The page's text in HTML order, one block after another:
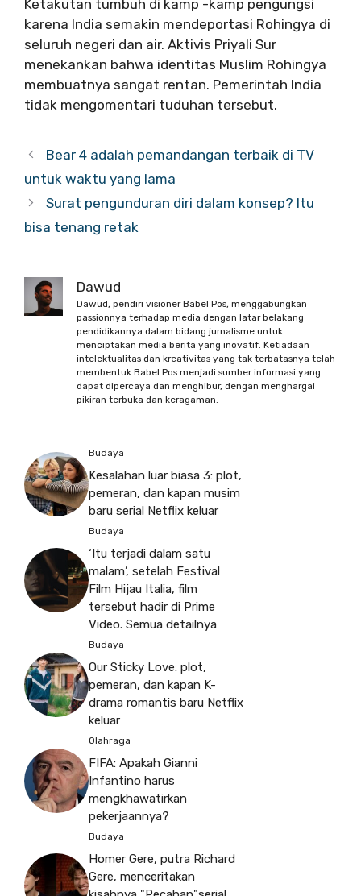
Ketakutan tumbuh di kamp -kamp pengungsi
karena India semakin mendeportasi Rohingya di
seluruh negeri dan air. Aktivis Priyali Sur
menekankan bahwa identitas Muslim Rohingya
membuatnya sangat rentan. Pemerintah India
tidak mengomentari tuduhan tersebut.
Bear 4 adalah pemandangan terbaik di TV
untuk waktu yang lama
Surat pengunduran diri dalam konsep? Itu
bisa tenang retak
Dawud
Dawud, pendiri visioner Babel Pos, menggabungkan
passionnya terhadap media dengan latar belakang
pendidikannya dalam bidang jurnalisme untuk
menciptakan media berita yang inovatif. Ketiadaan
intelektualitas dan kreativitas yang tak terbatasnya telah
membentuk Babel Pos menjadi sumber informasi yang
dapat dipercaya dan menghibur, dengan menghargai
pikiran terbuka dan keragaman.
Budaya
Kesalahan luar biasa 3: plot,
pemeran, dan kapan musim
baru serial Netflix keluar
Budaya
‘Itu terjadi dalam satu
malam’, setelah Festival
Film Hijau Italia, film
tersebut hadir di Prime
Video. Semua detailnya
Budaya
Our Sticky Love: plot,
pemeran, dan kapan K-
drama romantis baru Netflix
keluar
Olahraga
FIFA: Apakah Gianni
Infantino harus
mengkhawatirkan
pekerjaannya?
Budaya
Homer Gere, putra Richard
Gere, menceritakan